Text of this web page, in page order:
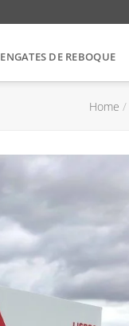
ENGATES DE REBOQUE
Home /